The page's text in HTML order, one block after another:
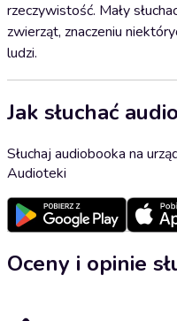
rzeczywistość. Mały
zwierząt, znaczeniu
ludzi.
Jak słuchać
Słuchaj audiobooka na
Audioteki
Oceny i opinie